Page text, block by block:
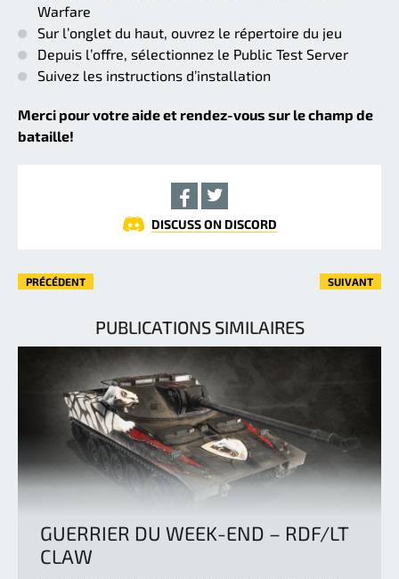
Warfare
Sur l’onglet du haut, ouvrez le répertoire du jeu
Depuis l’offre, sélectionnez le Public Test Server
Suivez les instructions d’installation
Merci pour votre aide et rendez-vous sur le champ de
bataille!
DISCUSS ON DISCORD
PRÉCÉDENT SUIVANT
PUBLICATIONS SIMILAIRES
GUERRIER DU WEEK-END – RDF/LT
CLAW